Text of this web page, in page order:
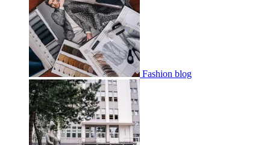
Fashion blog